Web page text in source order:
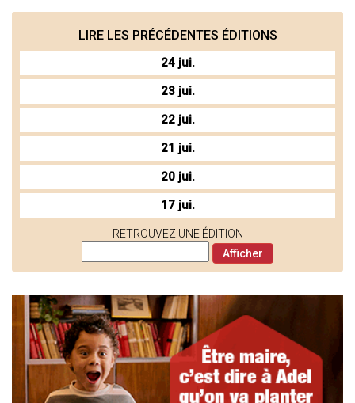
LIRE LES PRÉCÉDENTES ÉDITIONS
24 jui.
23 jui.
22 jui.
21 jui.
20 jui.
17 jui.
RETROUVEZ UNE ÉDITION